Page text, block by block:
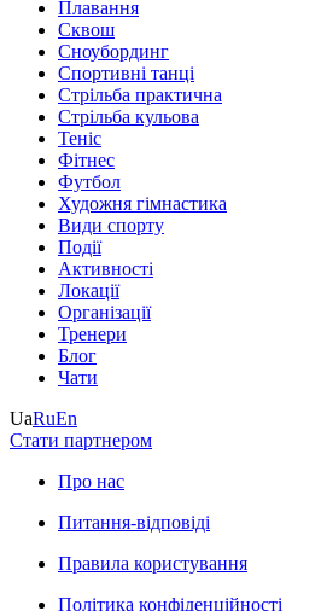
Плавання
Сквош
Сноубординг
Спортивні танці
Стрільба практична
Стрільба кульова
Теніс
Фітнес
Футбол
Художня гімнастика
Види спорту
Події
Активності
Локації
Організації
Тренери
Блог
Чати
UaRuEn
Стати партнером
Про нас
Питання-відповіді
Правила користування
Політика конфіденційності